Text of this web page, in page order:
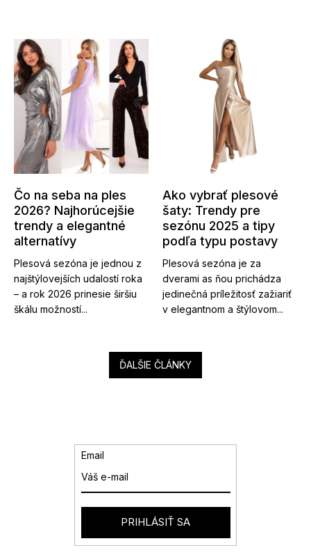
Čo na seba na ples
2026? Najhorúcejšie
trendy a elegantné
alternatívy
Plesová sezóna je jednou z
najštýlovejších udalostí roka
– a rok 2026 prinesie širšiu
škálu možností...
Ako vybrať plesové
šaty: Trendy pre
sezónu 2025 a tipy
podľa typu postavy
Plesová sezóna je za
dverami as ňou prichádza
jedinečná príležitosť zažiariť
v elegantnom a štýlovom...
ĎALŠIE ČLÁNKY
Email
PRIHLÁSIŤ SA